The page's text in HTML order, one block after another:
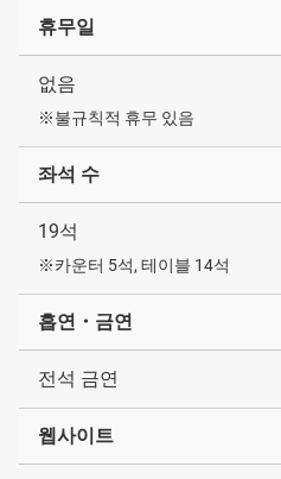
휴무일
없음
※불규칙적 휴무 있음
좌석 수
19석
※카운터 5석, 테이블 14석
흡연・금연
전석 금연
웹사이트